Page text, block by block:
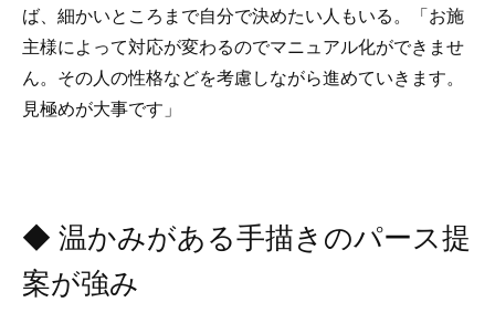
ば、細かいところまで自分で決めたい人もいる。「お施
主様によって対応が変わるのでマニュアル化ができませ
ん。その人の性格などを考慮しながら進めていきます。
見極めが大事です」
◆ 温かみがある手描きのパース提
案が強み